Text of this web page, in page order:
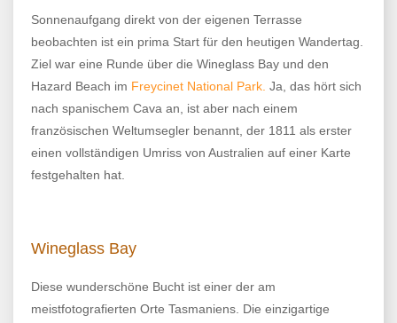
Sonnenaufgang direkt von der eigenen Terrasse
beobachten ist ein prima Start für den heutigen Wandertag.
Ziel war eine Runde über die Wineglass Bay und den
Hazard Beach im Freycinet National Park. Ja, das hört sich
nach spanischem Cava an, ist aber nach einem
französischen Weltumsegler benannt, der 1811 als erster
einen vollständigen Umriss von Australien auf einer Karte
festgehalten hat.
Wineglass Bay
Diese wunderschöne Bucht ist einer der am
meistfotografierten Orte Tasmaniens. Die einzigartige